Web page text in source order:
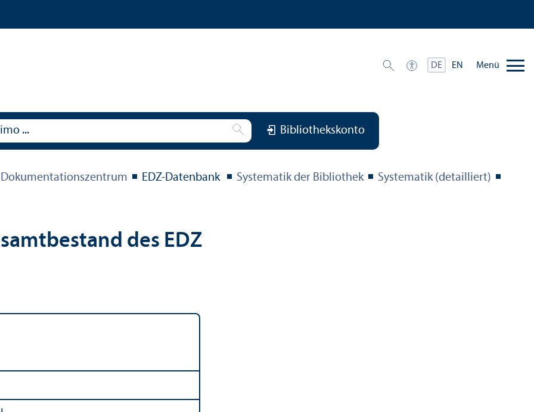
DE EN Menü
Bibliothekskonto
Dokumentations­zentrum EDZ-Datenbank Systematik der Bibliothek
Systematik (detailliert)
des EDZ